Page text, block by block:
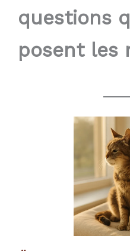
questions
posent les